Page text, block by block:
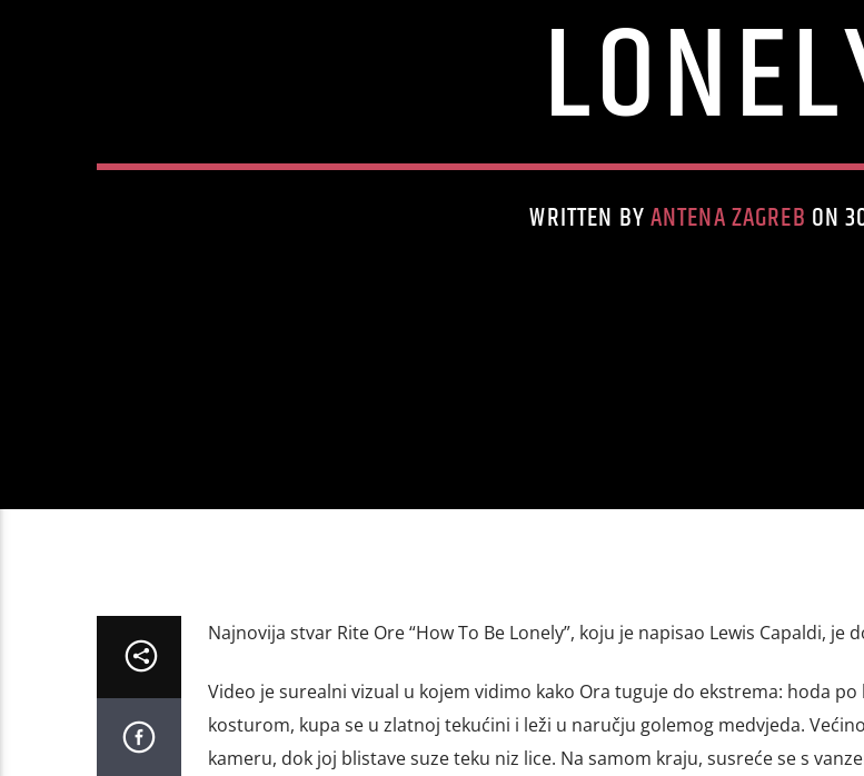
WRITTEN BYANTENA ZAGREB ON
Najnovija stvar Rite Ore “How To Be Lonely”, koju je napisao Lewis Capaldi, je
Video je surealni vizual u kojem vidimo kako Ora tuguje do ekstrema: hoda po
kosturom, kupa se u zlatnoj tekućini i leži u naručju golemog medvjeda.
kameru, dok joj blistave suze teku niz lice. Na samom kraju, susreće se s